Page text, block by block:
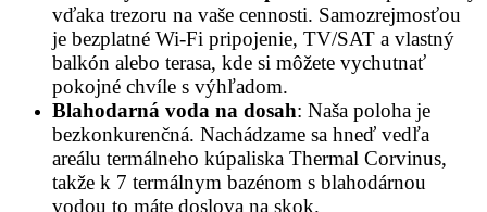
vďaka trezoru na vaše cennosti. Samozrejmosťou
je bezplatné Wi-Fi pripojenie, TV/SAT a vlastný
balkón alebo terasa, kde si môžete vychutnať
pokojné chvíle s výhľadom.
Blahodarná voda na dosah: Naša poloha je
bezkonkurenčná. Nachádzame sa hneď vedľa
areálu termálneho kúpaliska Thermal Corvinus,
takže k 7 termálnym bazénom s blahodárnou
vodou to máte doslova na skok.